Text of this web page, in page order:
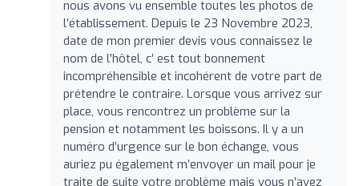
nous avons vu ensemble toutes les photos de
l’établissement. Depuis le 23 Novembre 2023,
date de mon premier devis vous connaissez le
nom de l’hôtel, c’ est tout bonnement
incompréhensible et incohérent de votre part de
prétendre le contraire. Lorsque vous arrivez sur
place, vous rencontrez un problème sur la
pension et notamment les boissons. Il y a un
numéro d’urgence sur le bon échange, vous
auriez pu également m’envoyer un mail pour je
traite de suite votre problème mais vous n’avez